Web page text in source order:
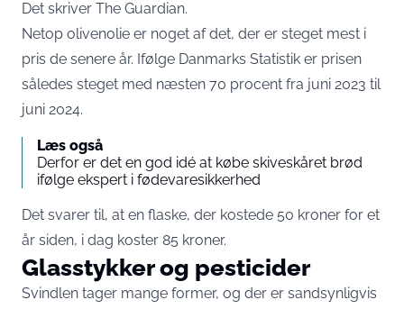
Det skriver The Guardian.
Netop olivenolie er noget af det, der er steget mest i
pris de senere år. Ifølge Danmarks Statistik er prisen
således steget med næsten 70 procent fra juni 2023 til
juni 2024.
Læs også
Derfor er det en god idé at købe skiveskåret brød
ifølge ekspert i fødevaresikkerhed
Det svarer til, at en flaske, der kostede 50 kroner for et
år siden, i dag koster 85 kroner.
Glasstykker og pesticider
Svindlen tager mange former, og der er sandsynligvis